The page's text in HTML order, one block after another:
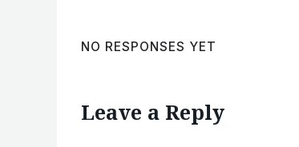
NO RESPONSES YET
Leave a Reply